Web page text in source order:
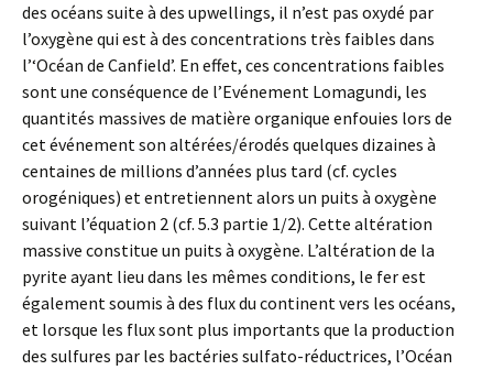
des océans suite à des upwellings, il n’est pas oxydé par
l’oxygène qui est à des concentrations très faibles dans
l’‘Océan de Canfield’. En effet, ces concentrations faibles
sont une conséquence de l’Evénement Lomagundi, les
quantités massives de matière organique enfouies lors de
cet événement son altérées/érodés quelques dizaines à
centaines de millions d’années plus tard (cf. cycles
orogéniques) et entretiennent alors un puits à oxygène
suivant l’équation 2 (cf. 5.3 partie 1/2). Cette altération
massive constitue un puits à oxygène. L’altération de la
pyrite ayant lieu dans les mêmes conditions, le fer est
également soumis à des flux du continent vers les océans,
et lorsque les flux sont plus importants que la production
des sulfures par les bactéries sulfato-réductrices, l’Océan